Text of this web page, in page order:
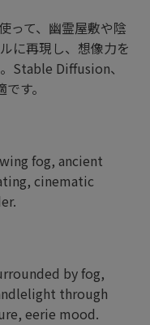
って、幽霊屋敷や陰
に再現し、想像力を
Stable Diffusion、
す。
fog, ancient
cinematic
by fog,
through
eerie mood.